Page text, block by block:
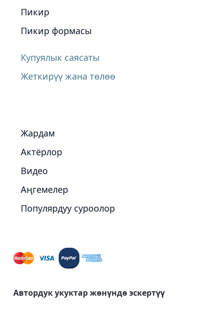
Пикир
Пикир формасы
Купуялык саясаты
Жеткирүү жана төлөө
Жардам
Актёрлор
Видео
Аңгемелер
Популярдуу суроолор
Автордук укуктар жөнүндө эскертүү